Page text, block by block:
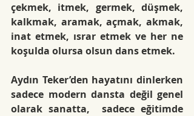
çekmek, itmek, germek, düşmek,
kalkmak, aramak, açmak, akmak,
inat etmek, ısrar etmek ve her ne
koşulda olursa olsun dans etmek.
Aydın Teker’den hayatını dinlerken
sadece modern dansta değil genel
olarak sanatta,  sadece eğitimde